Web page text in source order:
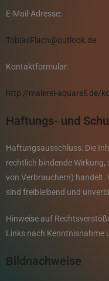
E-Mail-Adresse:
TobiasFlach@outlook.de
Kontaktformular:
http://malerei-aquarell.de/
Haftungs- und
Haftungsausschluss: Die
rechtlich bindende
von Verbrauchern) handelt.
sind freibleibend und
Hinweise auf
Links nach Kenntnisnahme
Bildnachweise